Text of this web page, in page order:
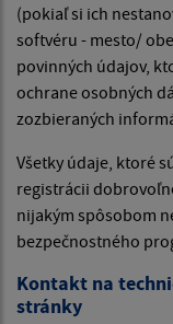
(pokiaľ si ich
softvéru - mesto/
povinných údajov,
ochrane osobných
zozbieraných
Všetky údaje, ktoré
registrácii
nijakým spôsobom
bezpečnostného
Kontakt na
stránky